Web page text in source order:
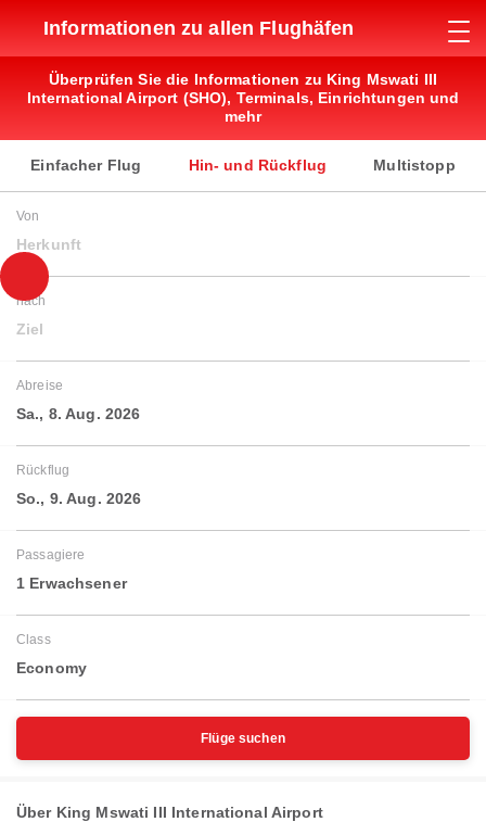
Informationen zu allen Flughäfen
Überprüfen Sie die Informationen zu King Mswati III
International Airport (SHO), Terminals, Einrichtungen und
mehr
Einfacher Flug Hin- und Rückflug Multistopp
Von
Herkunft
nach
Ziel
Abreise
Sa., 8. Aug. 2026
Rückflug
So., 9. Aug. 2026
Passagiere
1 Erwachsener
Class
Economy
Flüge suchen
Über King Mswati III International Airport